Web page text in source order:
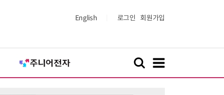
English 로그인 회원가입